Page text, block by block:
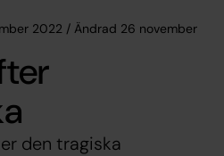
2022 / Ändrad 26 november
den tragiska